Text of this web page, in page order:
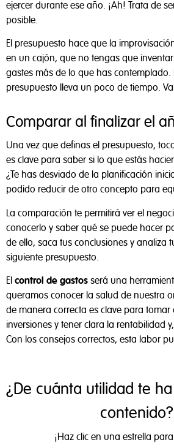
Privacidad y Políticas
Tal y como aparece descrito en la
este sitio web utiliza cookies propias y
ayudarnos a analizar el uso del sitio,
rendimiento, personalizar nuestros
Configurar
Rechazar todas
Aceptar todas
ejercer durante ese año. ¡Ah! Trata de
posible.
El presupuesto hace que la
en un cajón, que no tengas que
gastes más de lo que has contemplado.
presupuesto lleva un poco de tiempo.
Comparar al finalizar el
Una vez que definas el presupuesto,
es clave para saber si lo que estás
¿Te has desviado de la planificación
podido reducir de otro concepto para
La comparación te permitirá ver el
conocerlo y saber qué se puede hacer
de ello, saca tus conclusiones y analiza
siguiente presupuesto.
El control de gastos será una
queramos conocer la salud de nuestra
de manera correcta es clave para tomar
inversiones y tener clara la rentabilidad
Con los consejos correctos, esta labor
¿De cuánta utilidad te
contenido?
¡Haz clic en una estrella